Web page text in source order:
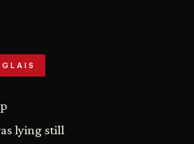
lying still